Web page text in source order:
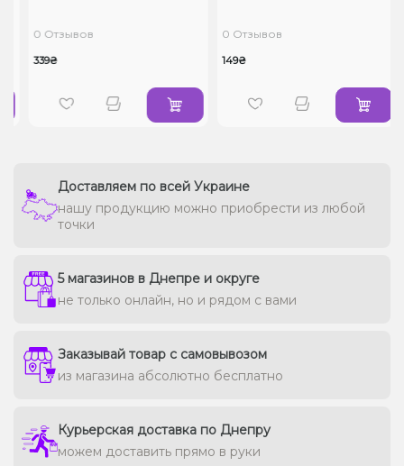
0 Отзывов
339₴
0 Отзывов
149₴
Доставляем по всей Украине
нашу продукцию можно приобрести из любой
точки
5 магазинов в Днепре и округе
не только онлайн, но и рядом с вами
Заказывай товар с самовывозом
из магазина абсолютно бесплатно
Курьерская доставка по Днепру
можем доставить прямо в руки